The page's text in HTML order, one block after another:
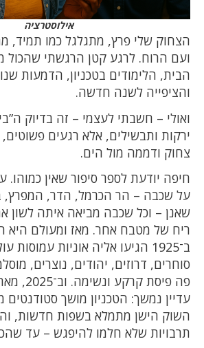
אילוסטרציה
הצחוק שלי פרץ, מתגלגל כמו תמיד,
ועם הרוח. לרגע קטן הרגשתי
הבית, הלימודים בטכניון, הדמעות
והציפייה לשנה חדשה.
ואולי – חשבתי לעצמי – זה בדיוק
ירקות ותבשילים, אלא רגעים
צחוק ודממה מול הים.
חיפה יודעת לספר סיפור שאין כמוהו.
על שכבה – הר הכרמל, הדר, המפרץ,
שאנן – וכל שכבה מביאה איתה לשון
ריח של מטבח אחר. מאז ומעולם היא
ב־1925 הגיעו אליה אוניות
סוחרים, דרוזים, יהודים, נוצרים,
פה פיסת
עדיין נמשך: הטכניון מושך
השוק הישן מתמלא בשפות חדשות,
תרבויות שלא חלמו להיפגש – עד